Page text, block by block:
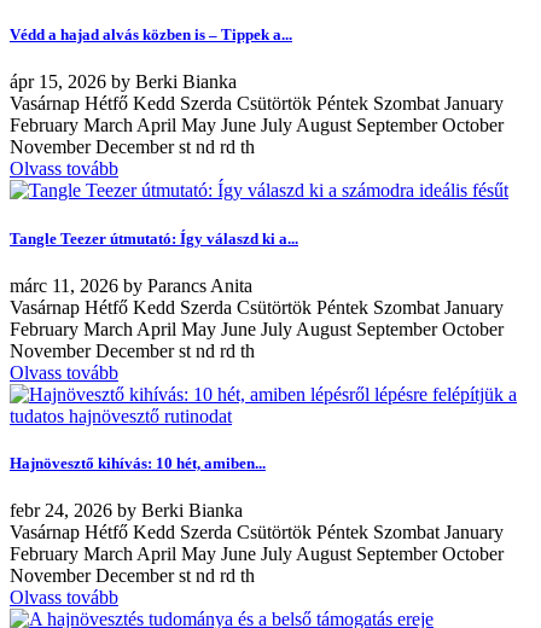
Védd a hajad alvás közben is – Tippek a...
ápr 15, 2026 by Berki Bianka
Vasárnap Hétfő Kedd Szerda Csütörtök Péntek Szombat January
February March April May June July August September October
November December st nd rd th
Olvass tovább
Tangle Teezer útmutató: Így válaszd ki a...
márc 11, 2026 by Parancs Anita
Vasárnap Hétfő Kedd Szerda Csütörtök Péntek Szombat January
February March April May June July August September October
November December st nd rd th
Olvass tovább
Hajnövesztő kihívás: 10 hét, amiben...
febr 24, 2026 by Berki Bianka
Vasárnap Hétfő Kedd Szerda Csütörtök Péntek Szombat January
February March April May June July August September October
November December st nd rd th
Olvass tovább